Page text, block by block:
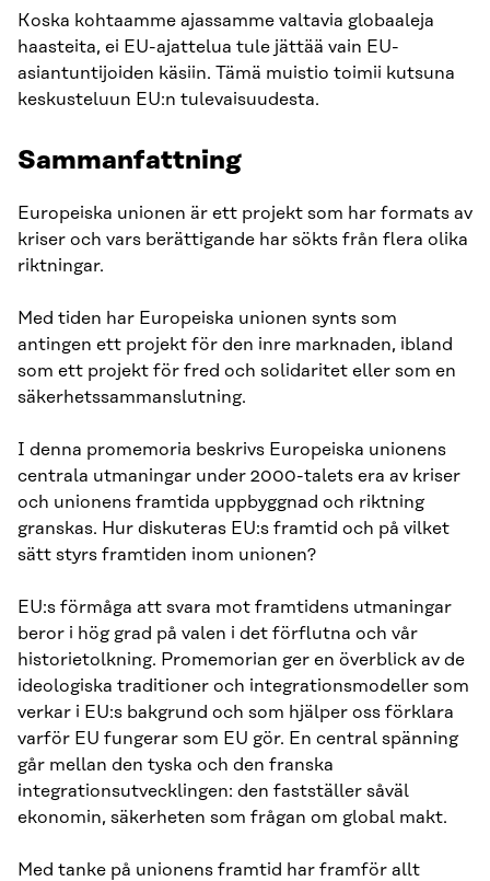
Koska kohtaamme ajassamme valtavia globaaleja
haasteita, ei EU-ajattelua tule jättää vain EU-
asiantuntijoiden käsiin. Tämä muistio toimii kutsuna
keskusteluun EU:n tulevaisuudesta.
Sammanfattning
Europeiska unionen är ett projekt som har formats av
kriser och vars berättigande har sökts från flera olika
riktningar.
Med tiden har Europeiska unionen synts som
antingen ett projekt för den inre marknaden, ibland
som ett projekt för fred och solidaritet eller som en
säkerhetssammanslutning.
I denna promemoria beskrivs Europeiska unionens
centrala utmaningar under 2000-talets era av kriser
och unionens framtida uppbyggnad och riktning
granskas. Hur diskuteras EU:s framtid och på vilket
sätt styrs framtiden inom unionen?
EU:s förmåga att svara mot framtidens utmaningar
beror i hög grad på valen i det förflutna och vår
historietolkning. Promemorian ger en överblick av de
ideologiska traditioner och integrationsmodeller som
verkar i EU:s bakgrund och som hjälper oss förklara
varför EU fungerar som EU gör. En central spänning
går mellan den tyska och den franska
integrationsutvecklingen: den fastställer såväl
ekonomin, säkerheten som frågan om global makt.
Med tanke på unionens framtid har framför allt